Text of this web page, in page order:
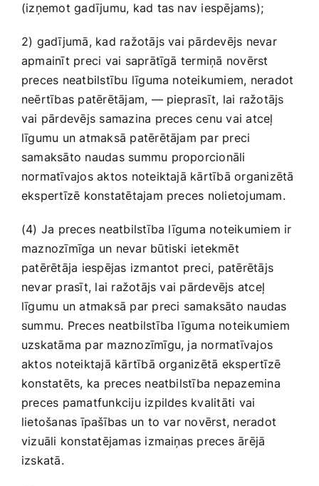
(izņemot gadījumu, kad tas nav iespējams);
2) gadījumā, kad ražotājs vai pārdevējs nevar
apmainīt preci vai saprātīgā termiņā novērst
preces neatbilstību līguma noteikumiem, neradot
neērtības patērētājam, — pieprasīt, lai ražotājs
vai pārdevējs samazina preces cenu vai atceļ
līgumu un atmaksā patērētājam par preci
samaksāto naudas summu proporcionāli
normatīvajos aktos noteiktajā kārtībā organizētā
ekspertīzē konstatētajam preces nolietojumam.
(4) Ja preces neatbilstība līguma noteikumiem ir
maznozīmīga un nevar būtiski ietekmēt
patērētāja iespējas izmantot preci, patērētājs
nevar prasīt, lai ražotājs vai pārdevējs atceļ
līgumu un atmaksā par preci samaksāto naudas
summu. Preces neatbilstība līguma noteikumiem
uzskatāma par maznozīmīgu, ja normatīvajos
aktos noteiktajā kārtībā organizētā ekspertīzē
konstatēts, ka preces neatbilstība nepazemina
preces pamatfunkciju izpildes kvalitāti vai
lietošanas īpašības un to var novērst, neradot
vizuāli konstatējamas izmaiņas preces ārējā
izskatā.